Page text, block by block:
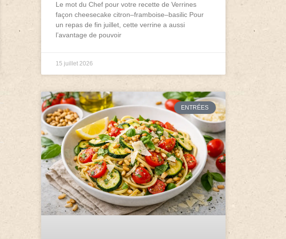
Le mot du Chef pour votre recette de Verrines
façon cheesecake citron–framboise–basilic Pour
un repas de fin juillet, cette verrine a aussi
l’avantage de pouvoir
15 juillet 2026
ENTRÉES